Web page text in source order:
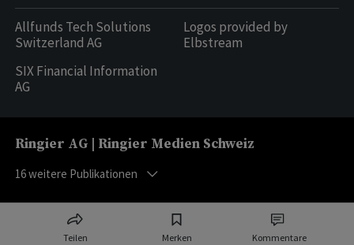
Teilen Merken Kommentare
Allfunds Tech Solutions
Switzerland AG
SIX Financial Information
AG
Logos provided by
Elbstream
Ringier AG | Ringier Medien Schweiz
16weitere Publikationen